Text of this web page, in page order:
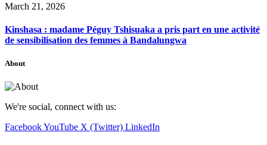
March 21, 2026
Kinshasa : madame Péguy Tshisuaka a pris part en une activité
de sensibilisation des femmes à Bandalungwa
About
We're social, connect with us:
FacebookYouTube X (Twitter) LinkedIn